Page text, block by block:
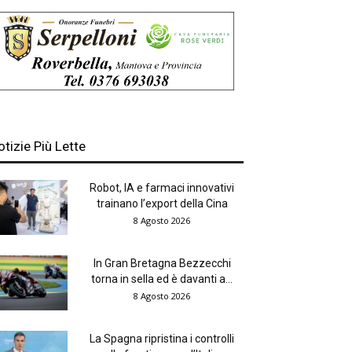
Più Lette
Robot, IA e farmaci innovativi
trainano l’export della Cina
8 Agosto 2026
In Gran Bretagna Bezzecchi
torna in sella ed è davanti a...
8 Agosto 2026
La Spagna ripristina i controlli